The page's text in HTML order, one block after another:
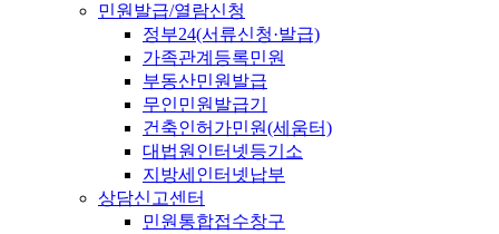
민원발급/열람신청
정부24(서류신청·발급)
가족관계등록민원
부동산민원발급
무인민원발급기
건축인허가민원(세움터)
대법원인터넷등기소
지방세인터넷납부
상담신고센터
민원통합접수창구